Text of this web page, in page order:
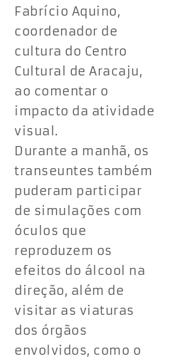
Fabrício Aquino,
coordenador de
cultura do Centro
Cultural de Aracaju,
ao comentar o
impacto da atividade
visual.
Durante a manhã, os
transeuntes também
puderam participar
de simulações com
óculos que
reproduzem os
efeitos do álcool na
direção, além de
visitar as viaturas
dos órgãos
envolvidos, como o